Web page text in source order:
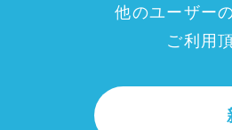
他のユーザー
ご利用